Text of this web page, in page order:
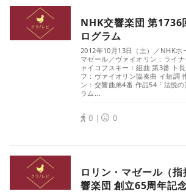
NHK交響楽団 第1736
ログラム
2012年10月13日（土）／NHKホ
マゼール／ヴァイオリン：ライ
ャイコフスキー：組曲 第3番 ト
フ：ヴァイオリン協奏曲 イ短調
ン：交響曲弟4番 作品54「法悦
ラム...
0｜ 0
ロリン・マゼール（
響楽団 創立65周年記